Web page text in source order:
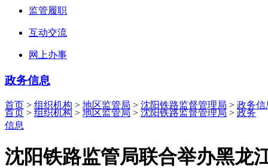
监管履职
互动交流
网上办事
政务信息
首页 > 组织机构 > 地区监管局 > 沈阳铁路监督管理局 > 政务信
首页 > 组织机构 > 地区监管局 > 沈阳铁路监督管理局 > 政务
信息
沈阳铁路监管局联合举办黑龙